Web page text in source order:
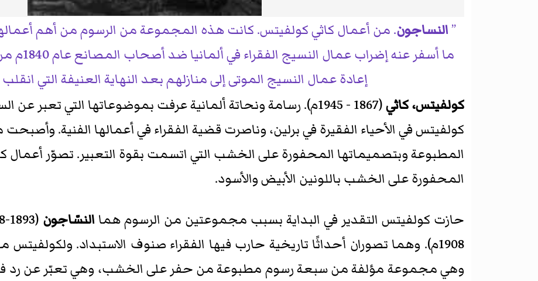
النساجون. من أعمال كاثي كولفيتس. كانت هذه المجموعة من الرسوم من أهم
ما أسفر
إعادة عمال النسيج الموتى إلى منازلهم بعد النهاية العنيفة التي انقلب
كولفيتس، كاثي
(1867 - 1945م). رسامة ونحاتة ألمانية عرفت بموضوعاتها التي
كولفيتس في الأحياء الفقيرة في برلين، وناصرت قضية الفقراء في أعمالها الفنية.
المطبوعة وبتصميماتها المحفورة على الخشب التي اتسمت بقوة التعبير. تصوّر أعمال
المحفورة على الخشب باللونين الأبيض والأسود.
حازت كولفيتس التقدير في البداية بسبب مجموعتين من الرسوم هما النسّاجون (1893-1898م) ؛ و
1908م). وهما تصوران أحداثًا تاريخية حارب فيها الفقراء صنوف الاستبداد. ولكولفيتس مجموعة رسوم تحمل اسم
وهي مجموعة مؤلفة من سبعة رسوم مطبوعة من حفر على الخشب، وهي تعبّر عن رد